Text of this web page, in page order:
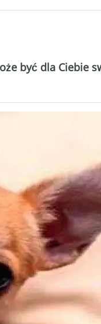
być dla Ciebie